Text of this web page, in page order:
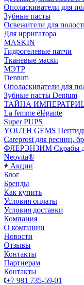
Ополаскиватели для
Зубные пасты
Освежители для
Для ирригатора
MASKIN
Гидрогелевые патчи
Тканевые маски
МЭТР
Dentum
Ополаскиватели для
Зубные пасты Dentum
ТАЙНА
La femme élégante
Super PUPS
YOUTH GEMS
Careprost для ресниц,
ФЛЕРЭНЗИМ Скрабы
Neovita®
Акции
Блог
Бренды
Как купить
Условия оплаты
Условия доставки
Компания
О компании
Новости
Отзывы
Контакты
Партнерам
Контакты
+7 981 735-59-01